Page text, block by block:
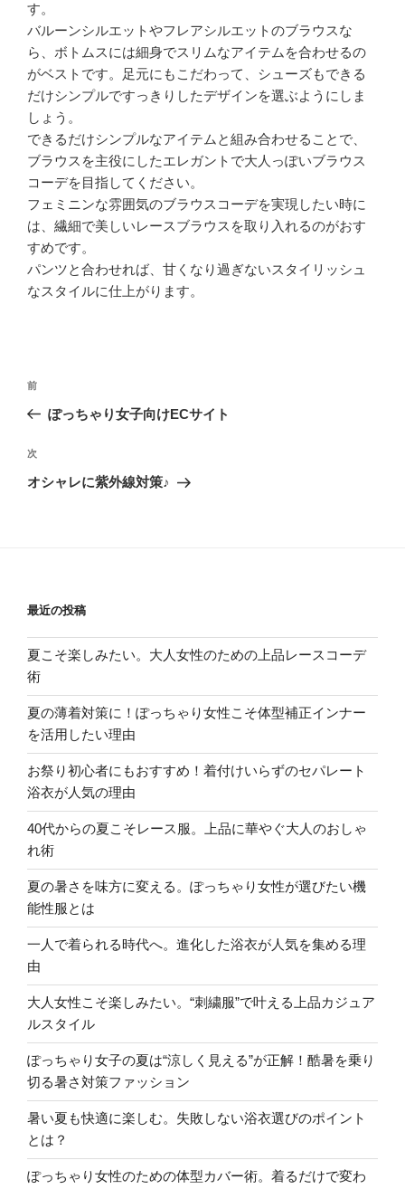
す。
バルーンシルエットやフレアシルエットのブラウスな
ら、ボトムスには細身でスリムなアイテムを合わせるの
がベストです。足元にもこだわって、シューズもできる
だけシンプルですっきりしたデザインを選ぶようにしま
しょう。
できるだけシンプルなアイテムと組み合わせることで、
ブラウスを主役にしたエレガントで大人っぽいブラウス
コーデを目指してください。
フェミニンな雰囲気のブラウスコーデを実現したい時に
は、繊細で美しいレースブラウスを取り入れるのがおす
すめです。
パンツと合わせれば、甘くなり過ぎないスタイリッシュ
なスタイルに仕上がります。
投
ビ
ゲ
過
去
投
稿
前
ぽっちゃり女子向けECサイト
次
の
次
オシャレに紫外線対策♪
最近の投稿
夏こそ楽しみたい。大人女性のための上品レースコーデ
術
夏の薄着対策に！ぽっちゃり女性こそ体型補正インナー
を活用したい理由
お祭り初心者にもおすすめ！着付けいらずのセパレート
浴衣が人気の理由
40代からの夏こそレース服。上品に華やぐ大人のおしゃ
れ術
夏の暑さを味方に変える。ぽっちゃり女性が選びたい機
能性服とは
一人で着られる時代へ。進化した浴衣が人気を集める理
由
大人女性こそ楽しみたい。“刺繍服”で叶える上品カジュア
ルスタイル
ぽっちゃり女子の夏は“涼しく見える”が正解！酷暑を乗り
切る暑さ対策ファッション
暑い夏も快適に楽しむ。失敗しない浴衣選びのポイント
とは？
ぽっちゃり女性のための体型カバー術。着るだけで変わ